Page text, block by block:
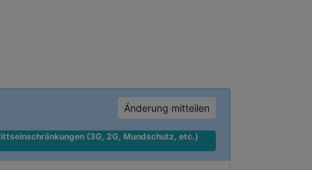
Änderung mitteilen
(3G, 2G, Mundschutz, etc.)